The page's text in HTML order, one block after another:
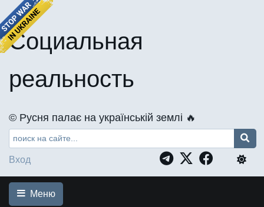
Социальная
реальность
©️ Русня палає на українській землі 🔥
Вход
Меню